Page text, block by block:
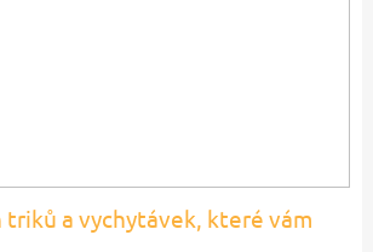
triků a vychytávek, které vám